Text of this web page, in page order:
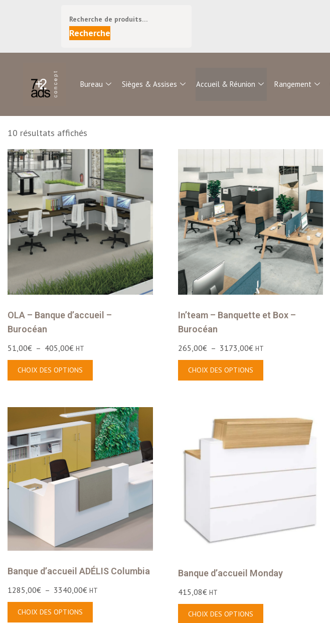
Recherche
Bureau Sièges & Assises Accueil & Réunion Rangement
10 résultats affichés
OLA – Banque d’accueil –
Burocéan
51,00€ – 405,00€ HT
CHOIX DES OPTIONS
In’team – Banquette et Box –
Burocéan
265,00€ – 3173,00€ HT
CHOIX DES OPTIONS
Banque d’accueil ADÉLIS Columbia
1285,00€ – 3340,00€ HT
CHOIX DES OPTIONS
Banque d’accueil Monday
415,08€ HT
CHOIX DES OPTIONS